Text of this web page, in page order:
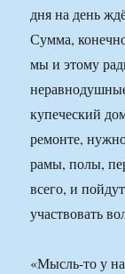
дня на день
Сумма,
мы и этому
купеческий
ремонте,
рамы, полы,
всего, и
участвовать
«Мысль-то у